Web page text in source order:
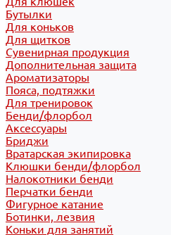
Бутылки
Для коньков
Для щитков
Сувенирная продукция
Дополнительная защита
Ароматизаторы
Пояса, подтяжки
Для тренировок
Бенди/флорбол
Аксессуары
Бриджи
Вратарская экипировка
Клюшки бенди/флорбол
Налокотники бенди
Перчатки бенди
Фигурное катание
Ботинки, лезвия
Коньки для занятий